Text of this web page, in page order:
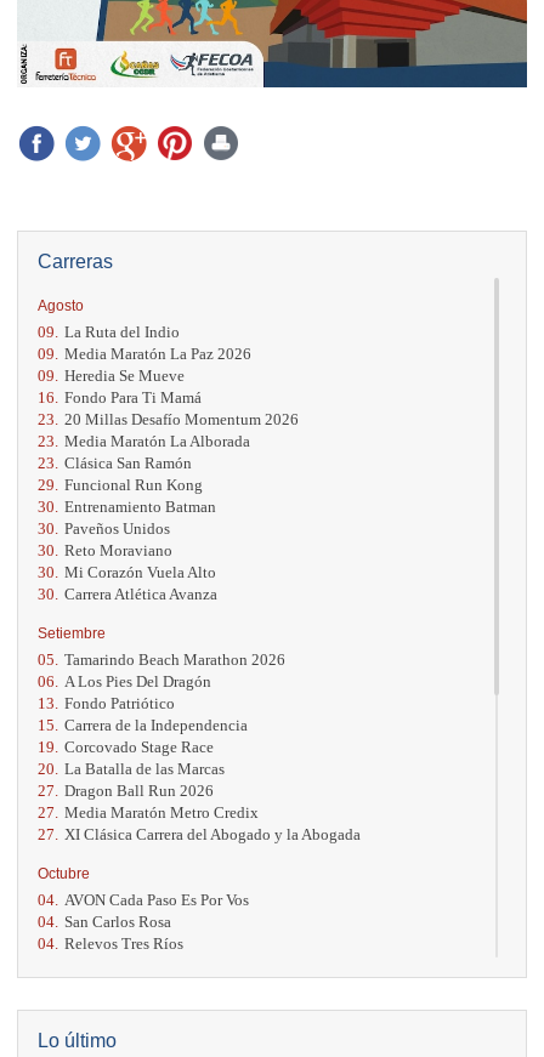
Carreras
Agosto
09. La Ruta del Indio
09. Media Maratón La Paz 2026
09. Heredia Se Mueve
16. Fondo Para Ti Mamá
23. 20 Millas Desafío Momentum 2026
23. Media Maratón La Alborada
23. Clásica San Ramón
29. Funcional Run Kong
30. Entrenamiento Batman
30. Paveños Unidos
30. Reto Moraviano
30. Mi Corazón Vuela Alto
30. Carrera Atlética Avanza
Setiembre
05. Tamarindo Beach Marathon 2026
06.
A Los Pies Del Dragón
13. Fondo Patriótico
15. Carrera de la Independencia
19. Corcovado Stage Race
20. La Batalla de las Marcas
27. Dragon Ball Run 2026
27. Media Maratón Metro Credix
27.
XI Clásica Carrera del Abogado y la Abogada
Octubre
04. AVON Cada Paso Es Por Vos
04. San Carlos Rosa
04. Relevos Tres Ríos
17. Caribe Paradise Run
18.
Casa Turire Trail Run
18. Warriors Run Circuit
Lo último